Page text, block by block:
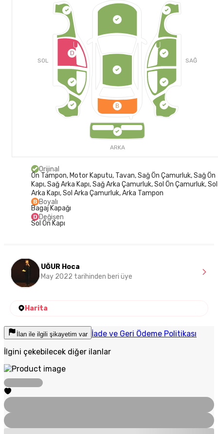
SOL
D
B
SAĞ
ARKA
Orijinal
Ön Tampon, Motor Kaputu, Tavan, Sağ Ön Çamurluk, Sağ Ön
Kapı, Sağ Arka Kapı, Sağ Arka Çamurluk, Sol Ön Çamurluk, Sol
Arka Kapı, Sol Arka Çamurluk, Arka Tampon
B Boyalı
Bagaj Kapağı
D Değişen
Sol Ön Kapı
UĞUR Hoca
May 2022 tarihinden beri üye
Harita
İlan ile ilgili şikayetim var İade ve Geri Ödeme Politikası
İlgini çekebilecek diğer ilanlar